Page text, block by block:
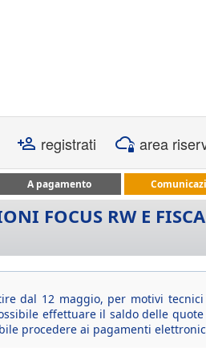
registrati area
A pagamento
FOCUS RW E
dal 12 maggio, per motivi
effettuare il saldo delle
procedere ai pagamenti